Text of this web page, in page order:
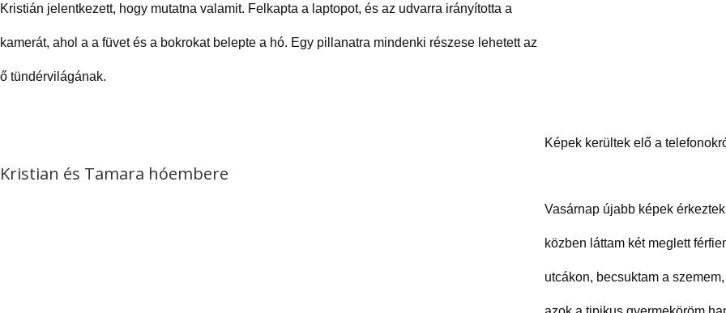
Kristián jelentkezett, hogy mutatna valamit. Felkapta a laptopot, és az udvarra irányította a
kamerát, ahol a a füvet és a bokrokat belepte a hó. Egy pillanatra mindenki részese lehetett az
ő tündérvilágának.
Kristian és Tamara hóembere
Képek kerültek elő a
Vasárnap újabb képek
közben láttam két meglett
utcákon, becsuktam a